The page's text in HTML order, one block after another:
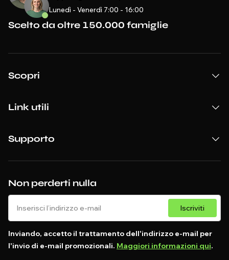
Non perderti nulla
Iscriviti
Inviando, accetto il trattamento dell'indirizzo e-mail per
l'invio di e-mail promozionali. Maggiori informazioni qui.
Lunedì - Venerdì 7:00 - 16:00
Scelto da oltre 150.000 famiglie
Scopri
Link utili
Supporto